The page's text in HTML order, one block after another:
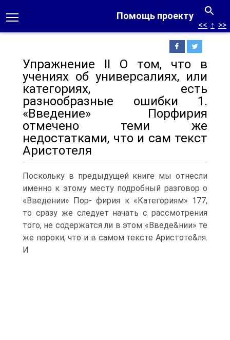
Помощь проекту
<< ↑ >>
Упражнение II О том, что в
учениях об универсалиях, или
категориях, есть
разнообразные ошибки 1.
«Введение» Порфирия
отмечено теми же
недостатками, что и сам текст
Аристотеля
Поскольку в предыдущей книге мы отнесли
именно к этому месту подробный разговор о
«Введении» Пор- фирия к «Категориям» 177,
то сразу же следует начать с рассмотрения
того, не содержатся ли в этом «Введе&нии» те
же пороки, что и в самом тексте Аристоте&ля.
И